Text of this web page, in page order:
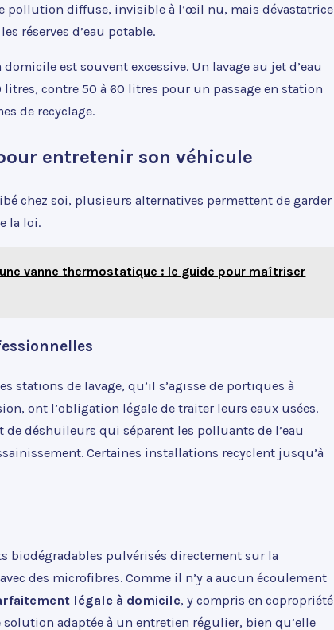
pollution diffuse, invisible à l’œil nu, mais dévastatrice
réserves d’eau potable.
est souvent excessive. Un lavage au jet d’eau
contre 50 à 60 litres pour un passage en station
de recyclage.
entretenir son véhicule
chez soi, plusieurs alternatives permettent de garder
la loi.
vanne thermostatique : le guide pour maîtriser
stations de lavage, qu’il s’agisse de portiques à
ont l’obligation légale de traiter leurs eaux usées.
déshuileurs qui séparent les polluants de l’eau
Certaines installations recyclent jusqu’à
biodégradables pulvérisés directement sur la
des microfibres. Comme il n’y a aucun écoulement
légale à domicile, y compris en copropriété
adaptée à un entretien régulier, bien qu’elle